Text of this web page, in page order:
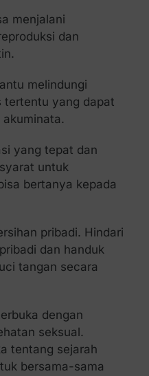
menjalani
dan
melindungi
tertentu yang dapat
yang tepat dan
untuk
bertanya kepada
pribadi. Hindari
dan handuk
tangan secara
dengan
seksual.
tentang sejarah
bersama-sama